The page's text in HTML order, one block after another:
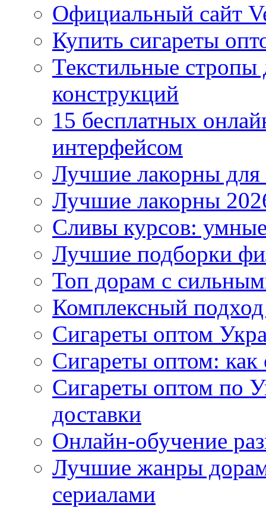
Официальный сайт
Купить сигареты
Текстильные
конструкций
15 бесплатных
интерфейсом
Лучшие лакорны для
Лучшие лакорны
Сливы курсов:
Лучшие подборки
Топ дорам с
Комплексный
Сигареты оптом
Сигареты оптом: как
Сигареты оптом по
доставки
Онлайн-обучение
Лучшие жанры дорам
сериалами